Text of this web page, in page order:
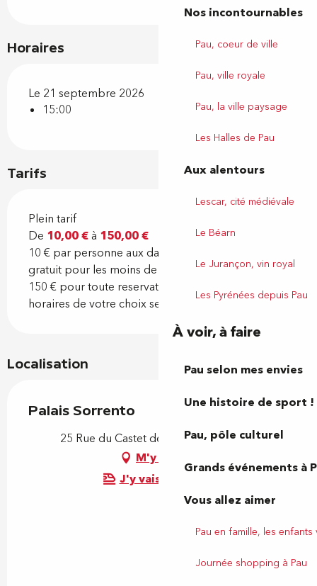
Nos incontournables
Pau, coeur de ville
Pau, ville royale
Pau, la ville paysage
Les Halles de Pau
Aux alentours
Lescar, cité médiévale
Le Béarn
Le Jurançon, vin royal
Les Pyrénées depuis Pau
À voir, à faire
Pau selon mes envies
Une histoire de sport !
Pau, pôle culturel
Grands événements à
Vous allez aimer
Pau en famille, les
Journée shopping à Pau
Horaires
Le 21 septembre 2026
15:00
Tarifs
Plein tarif
De 10,00 €à 150,00 €
10 € par personne aux dates du calendrier
gratuit pour les moins de 12 ans
150 € pour toute reservation privée aux dates et
horaires de votre choix selon disponibilités
Localisation
Palais Sorrento
25 Rue du Castet de l'Array, 64000 Pau
M'y rendre
J'y vais en train !